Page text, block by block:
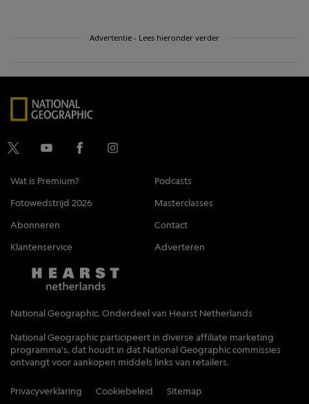
Advertentie - Lees hieronder verder
Wat is Premium?
Podcasts
Fotowedstrijd 2026
Masterclasses
Abonneren
Contact
Klantenservice
Adverteren
National Geographic, Onderdeel van Hearst Netherlands
National Geographic participeert in diverse affiliate marketing
programma's, dat houdt in dat National Geographic commissies
ontvangt voor aankopen middels links van retailers.
Privacyverklaring Cookiebeleid Sitemap